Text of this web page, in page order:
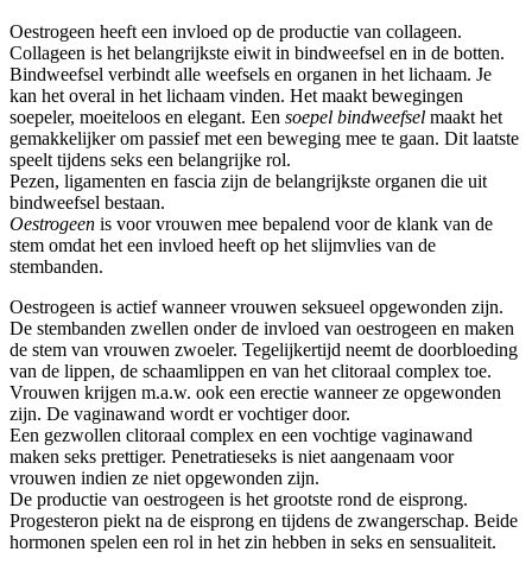
Oestrogeen heeft een invloed op de productie van collageen.
Collageen is het belangrijkste eiwit in bindweefsel en in de botten.
Bindweefsel verbindt alle weefsels en organen in het lichaam. Je
kan het overal in het lichaam vinden. Het maakt bewegingen
soepeler, moeiteloos en elegant. Een soepel bindweefsel maakt het
gemakkelijker om passief met een beweging mee te gaan. Dit laatste
speelt tijdens seks een belangrijke rol.
Pezen, ligamenten en fascia zijn de belangrijkste organen die uit
bindweefsel bestaan.
Oestrogeen is voor vrouwen mee bepalend voor de klank van de
stem omdat het een invloed heeft op het slijmvlies van de
stembanden.
Oestrogeen is actief wanneer vrouwen seksueel opgewonden zijn.
De stembanden zwellen onder de invloed van oestrogeen en maken
de stem van vrouwen zwoeler. Tegelijkertijd neemt de doorbloeding
van de lippen, de schaamlippen en van het clitoraal complex toe.
Vrouwen krijgen m.a.w. ook een erectie wanneer ze opgewonden
zijn. De vaginawand wordt er vochtiger door.
Een gezwollen clitoraal complex en een vochtige vaginawand
maken seks prettiger. Penetratieseks is niet aangenaam voor
vrouwen indien ze niet opgewonden zijn.
De productie van oestrogeen is het grootste rond de eisprong.
Progesteron piekt na de eisprong en tijdens de zwangerschap. Beide
hormonen spelen een rol in het zin hebben in seks en sensualiteit.